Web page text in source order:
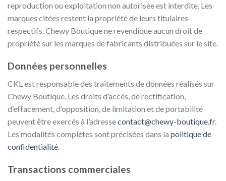
reproduction ou exploitation non autorisée est interdite. Les
marques citées restent la propriété de leurs titulaires
respectifs. Chewy Boutique ne revendique aucun droit de
propriété sur les marques de fabricants distribuées sur le site.
Données personnelles
CKL est responsable des traitements de données réalisés sur
Chewy Boutique. Les droits d’accès, de rectification,
d’effacement, d’opposition, de limitation et de portabilité
peuvent être exercés à l’adressecontact@chewy-boutique.fr.
Les modalités complètes sont précisées dans la politique de
confidentialité
Transactions commerciales